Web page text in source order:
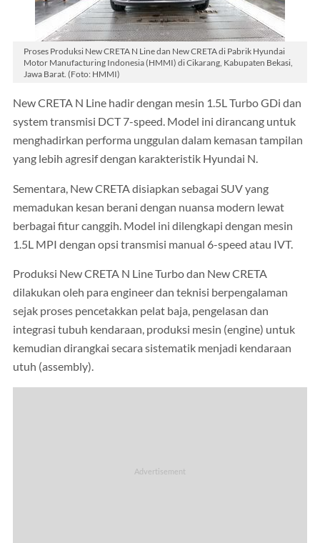
Proses Produksi New CRETA N Line dan New CRETA di Pabrik Hyundai
Motor Manufacturing Indonesia (HMMI) di Cikarang, Kabupaten Bekasi,
Jawa Barat. (Foto: HMMI)
New CRETA N Line hadir dengan mesin 1.5L Turbo GDi dan
system transmisi DCT 7-speed. Model ini dirancang untuk
menghadirkan performa unggulan dalam kemasan tampilan
yang lebih agresif dengan karakteristik Hyundai N.
Sementara, New CRETA disiapkan sebagai SUV yang
memadukan kesan berani dengan nuansa modern lewat
berbagai fitur canggih. Model ini dilengkapi dengan mesin
1.5L MPI dengan opsi transmisi manual 6-speed atau IVT.
Produksi New CRETA N Line Turbo dan New CRETA
dilakukan oleh para engineer dan teknisi berpengalaman
sejak proses pencetakkan pelat baja, pengelasan dan
integrasi tubuh kendaraan, produksi mesin (engine) untuk
kemudian dirangkai secara sistematik menjadi kendaraan
utuh (assembly).